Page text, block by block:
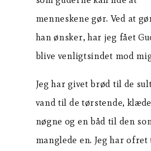
menneskene gør. Ved at
han ønsker, har jeg fået
blive venligtsindet mod
Jeg har givet brød til de
vand til de tørstende,
nøgne og en båd til den
manglede en. Jeg har